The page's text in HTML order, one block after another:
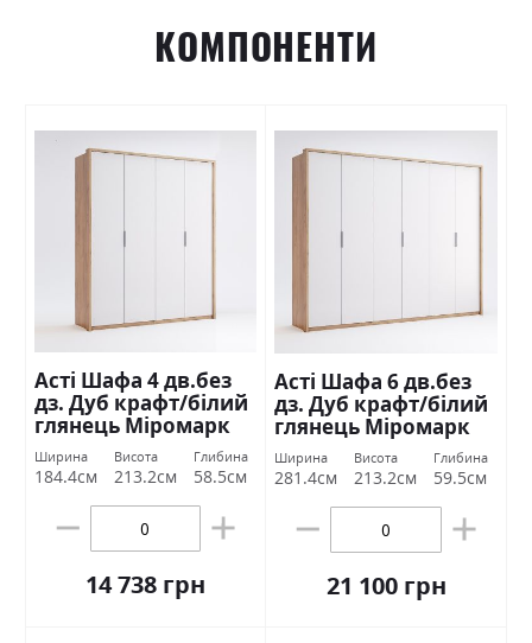
КОМПОНЕНТИ
Асті Шафа 4 дв.без
дз. Дуб крафт/білий
глянець Міромарк
Ширина
184.4см
Висота
213.2см
Глибина
58.5см
14 738 грн
Асті Шафа 6 дв.без
дз. Дуб крафт/білий
глянець Міромарк
Ширина
281.4см
Висота
213.2см
Глибина
59.5см
21 100 грн